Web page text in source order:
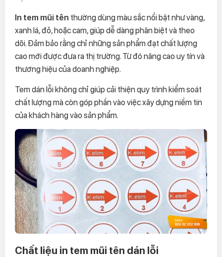
In tem mũi tên thường dùng màu sắc nổi bật như vàng,
xanh lá, đỏ, hoặc cam, giúp dễ dàng phân biệt và theo
dõi. Đảm bảo rằng chỉ những sản phẩm đạt chất lượng
cao mới được đưa ra thị trường. Từ đó nâng cao uy tín và
thương hiệu của doanh nghiệp.
Tem dán lỗi không chỉ giúp cải thiện quy trình kiểm soát
chất lượng mà còn góp phần vào việc xây dựng niềm tin
của khách hàng vào sản phẩm.
Chất liệu in tem mũi tên dán lỗi